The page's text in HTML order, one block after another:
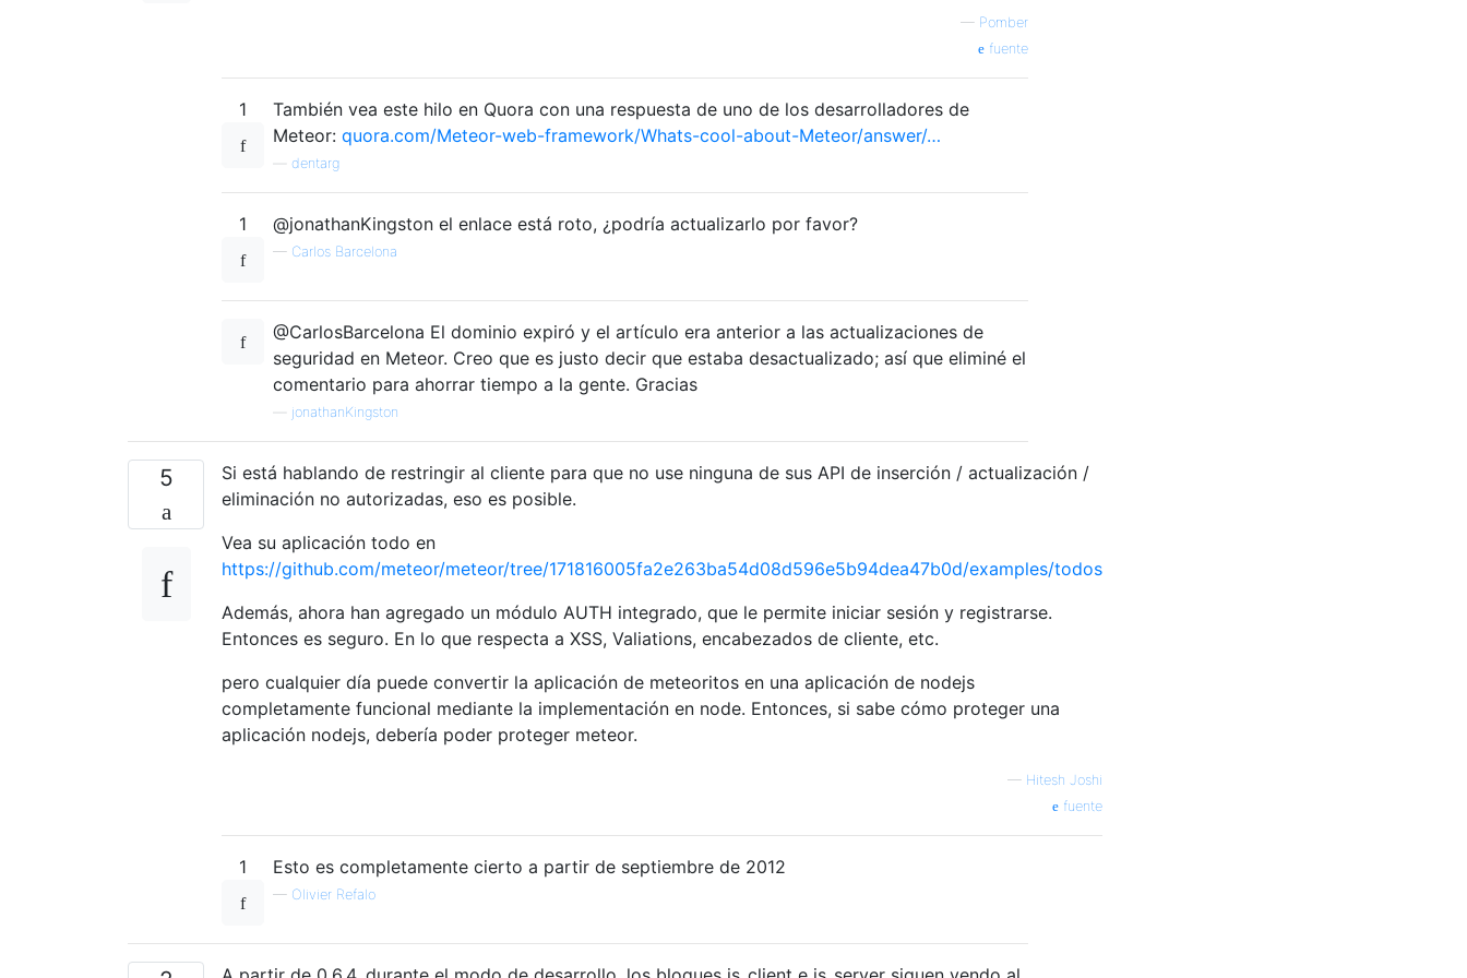
— Pomber
fuente
1
También vea este hilo en Quora con una respuesta de uno de los desarrolladores de
Meteor: quora.com/Meteor-web-framework/Whats-cool-about-Meteor/answer/…
dentarg
1 @jonathanKingston el enlace está roto, ¿podría actualizarlo por favor?
— Carlos Barcelona
@CarlosBarcelona El dominio expiró y el artículo era anterior a las actualizaciones de
seguridad en Meteor. Creo que es justo decir que estaba desactualizado; así que eliminé el
comentario para ahorrar tiempo a la gente. Gracias
jonathanKingston
5
Si está hablando de restringir al cliente para que no use ninguna de sus API de inserción / actualización /
eliminación no autorizadas, eso es posible.
Vea su aplicación todo en
https://github.com/meteor/meteor/tree/171816005fa2e263ba54d08d596e5b94dea47b0d/examples/todos
Además, ahora han agregado un módulo AUTH integrado, que le permite iniciar sesión y registrarse.
Entonces es seguro. En lo que respecta a XSS, Valiations, encabezados de cliente, etc.
pero cualquier día puede convertir la aplicación de meteoritos en una aplicación de nodejs
completamente funcional mediante la implementación en node. Entonces, si sabe cómo proteger una
aplicación nodejs, debería poder proteger meteor.
— Hitesh Joshi
fuente
1 Esto es completamente cierto a partir de septiembre de 2012
— Olivier Refalo